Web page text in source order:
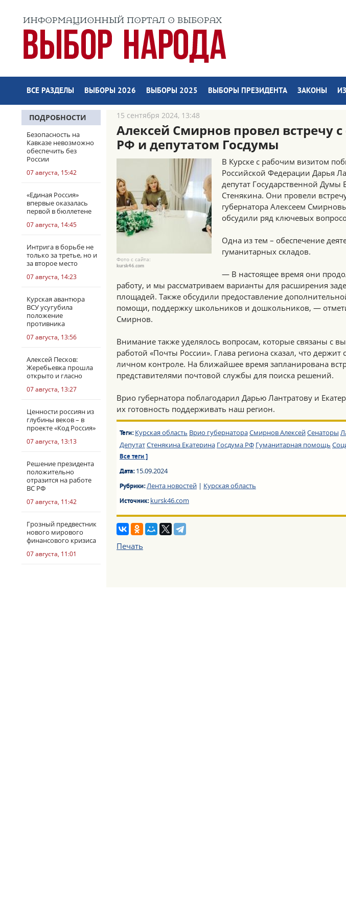
ВСЕ РАЗДЕЛЫ ВЫБОРЫ 2026 ВЫБОРЫ 2025 ВЫБОРЫ ПРЕЗИДЕНТА ЗАКОНЫ
ПОДРОБНОСТИ
Безопасность на
Кавказе невозможно
обеспечить без
России
07 августа, 15:42
«Единая Россия»
впервые оказалась
первой в бюллетене
07 августа, 14:45
Интрига в борьбе не
только за третье, но и
за второе место
07 августа, 14:23
Курская авантюра
ВСУ усугубила
положение
противника
07 августа, 13:56
Алексей Песков:
Жеребьевка прошла
открыто и гласно
07 августа, 13:27
Ценности россиян из
глубины веков – в
проекте «Код Россия»
07 августа, 13:13
Решение президента
положительно
отразится на работе
ВС РФ
07 августа, 11:42
Грозный предвестник
нового мирового
финансового кризиса
07 августа, 11:01
15 сентября 2024, 13:48
Алексей Смирнов провел встречу
РФ и депутатом Госдумы
Фото с сайта:
kursk46.com
В Курске с рабочим визитом
Российской Федерации Дарья
депутат Государственной Думы
Стенякина. Они провели
губернатора Алексеем
обсудили ряд ключевых
Одна из тем – обеспечение
гуманитарных складов.
— В настоящее время они
работу, и мы рассматриваем варианты для расширения
площадей. Также обсудили предоставление
помощи, поддержку школьников и дошкольников, —
Смирнов.
Внимание также уделялось вопросам, которые связаны с
работой «Почты России». Глава региона сказал, что держит
личном контроле. На ближайшее время запланирована
представителями почтовой службы для поиска решений.
Врио губернатора поблагодарил Дарью Лантратову и
их готовность поддерживать наш регион.
Теги: Курская область Врио губернатораСмирнов АлексейСенаторы
ДепутатСтенякина Екатерина Госдума РФ Гуманитарная помощь
Все теги ]
Дата:15.09.2024
Рубрики:Лента новостей| Курская область
Источник:kursk46.com
Печать